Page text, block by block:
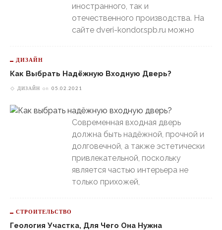
иностранного, так и
отечественного производства. На
сайте dveri-kondor.spb.ru можно
ДИЗАЙН
Как Выбрать Надёжную Входную Дверь?
ДИЗАЙН on 05.02.2021
Современная входная дверь
должна быть надёжной, прочной и
долговечной, а также эстетически
привлекательной, поскольку
является частью интерьера не
только прихожей,
СТРОИТЕЛЬСТВО
Геология Участка, Для Чего Она Нужна